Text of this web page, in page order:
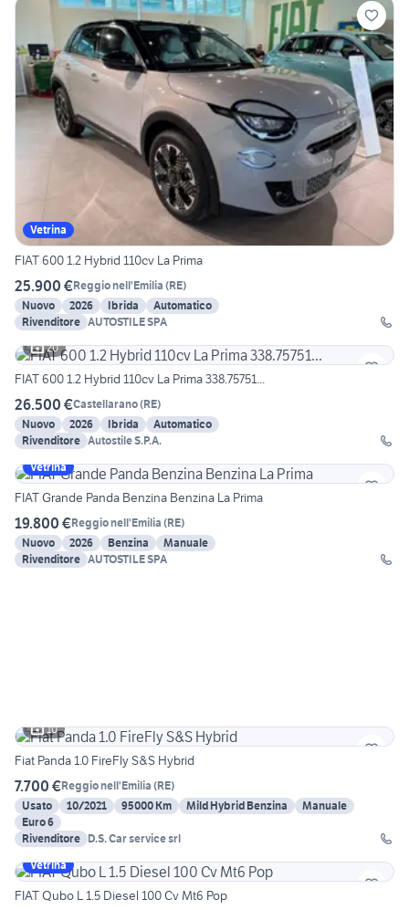
Vetrina
FIAT 600 1.2 Hybrid 110cv La Prima
25.900 €Reggio nell'Emilia (RE)
Nuovo
2026 Ibrida
Automatico
Rivenditore AUTOSTILE SPA
20
FIAT 600 1.2 Hybrid 110cv La Prima 338.75751...
26.500 €Castellarano(RE)
Nuovo
2026 Ibrida
Automatico
Rivenditore Autostile S.P.A.
Vetrina
FIAT Grande Panda Benzina Benzina La Prima
19.800 €Reggio nell'Emilia (RE)
Nuovo
2026 Benzina
Manuale
Rivenditore AUTOSTILE SPA
10
Fiat Panda 1.0 FireFly S&S Hybrid
7.700 €Reggio nell'Emilia (RE)
Usato
10/2021 95000 Km Mild Hybrid Benzina
Manuale
Euro 6
Rivenditore D.S. Car service srl
Vetrina
FIAT Qubo L 1.5 Diesel 100 Cv Mt6 Pop